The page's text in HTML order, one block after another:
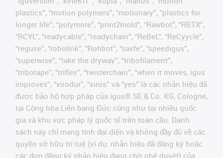
plastics”, “motion polymers”, “motionary”, “plastics for
longer life”, “polymore”, “print2mold”, “Rawbot”, “RBTX”,
“RCYL”, “readycable”, “readychain”, “ReBeL”, “ReCyycle”,
“reguse”, “robolink”, “Rohbot”, “savfe”, “speedigus”,
“superwise”, “take the dryway”, “tribofilament”,
“tribotape”, “triflex”, “twisterchain”, “when it moves, igus
improves”, “xirodur”, “xiros” và “yes” là các nhãn hiệu đã
được bảo hộ hợp pháp của igus® SE & Co. KG, Cologne,
tại Cộng hòa Liên bang Đức cũng như tại nhiều quốc
gia và khu vực pháp lý quốc tế trên toàn cầu. Danh
sách này chỉ mang tính đại diện và không đầy đủ về các
quyền sở hữu trí tuệ (ví dụ: nhãn hiệu đã đăng ký hoặc
các đơn đăng ký nhãn hiệu đang chờ phê duyệt) của